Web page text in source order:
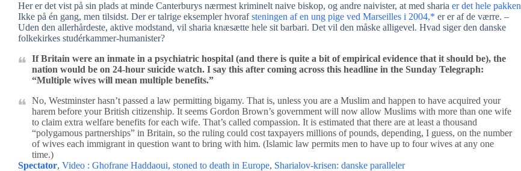
Her er det vist på sin plads at minde Canterburys nærmest kriminelt naive biskop, og andre naivister, at med sharia er det hele pakken
Ikke på én gang, men tilsidst. Der er talrige eksempler hvorafsteningen af en ung pige ved Marseilles i 2004,* er er af de værre. –
Uden den allerhårdeste, aktive modstand, vil sharia knæsætte hele sit barbari. Det vil den måske alligevel. Hvad siger den danske
folkekirkes studérkammer-humanister?
If Britain were an inmate in a psychiatric hospital (and there is quite a bit of empirical evidence that it should be), the
nation would be on 24-hour suicide watch. I say this after coming across this headline in the Sunday Telegraph:
“Multiple wives will mean multiple benefits.”
No, Westminster hasn’t passed a law permitting bigamy. That is, unless you are a Muslim and happen to have acquired your
harem before your British citizenship. It seems Gordon Brown’s government will now allow Muslims with more than one wife
to claim extra welfare benefits for each wife. That’s called compassion. It is estimated that there are at least a thousand
“polygamous partnerships” in Britain, so the ruling could cost taxpayers millions of pounds, depending, I guess, on the number
of wives each immigrant in question want to bring with him. (Islamic law permits men to have up to four wives at any one
time.)
Spectator, Video : Ghofrane Haddaoui, stoned to death in Europe, Sharialov-krisen: danske paralleler